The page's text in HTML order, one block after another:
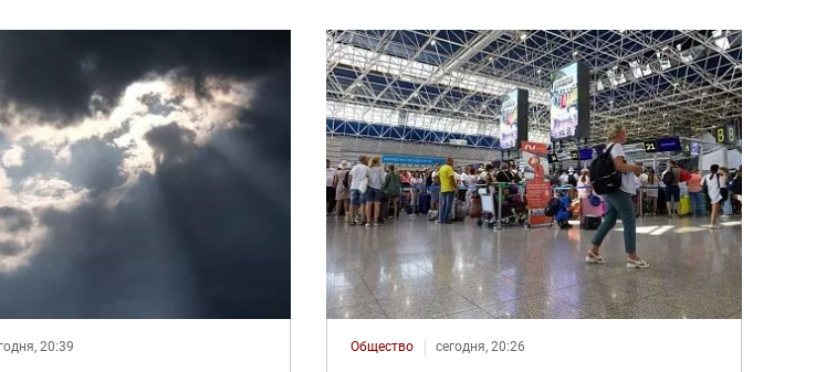
20:39 Общество сегодня, 20:26